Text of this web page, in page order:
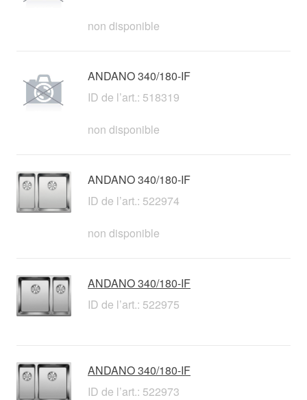
non disponible
ANDANO 340/180-IF
ID de l’art.: 518319
non disponible
ANDANO 340/180-IF
ID de l’art.: 522974
non disponible
ANDANO 340/180-IF
ID de l’art.: 522975
ANDANO 340/180-IF
ID de l’art.: 522973